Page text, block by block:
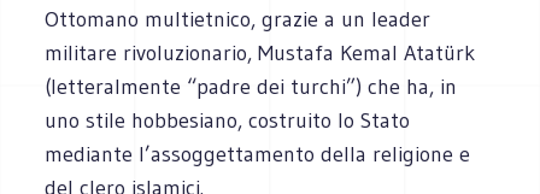
Ottomano multietnico, grazie a un leader
militare rivoluzionario, Mustafa Kemal Atatürk
(letteralmente “padre dei turchi”) che ha, in
uno stile hobbesiano, costruito lo Stato
mediante l’assoggettamento della religione e
del clero islamici.